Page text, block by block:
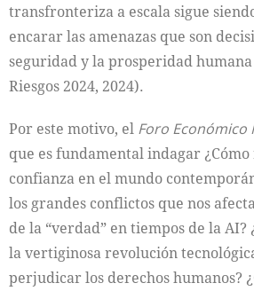
transfronteriza a escala sigue
encarar las amenazas que son
seguridad y la prosperidad
Riesgos 2024, 2024).
Por este motivo, el Foro Económico
que es fundamental indagar
confianza en el mundo
los grandes conflictos que nos
de la “verdad” en tiempos de la
la vertiginosa revolución
perjudicar los derechos humanos?